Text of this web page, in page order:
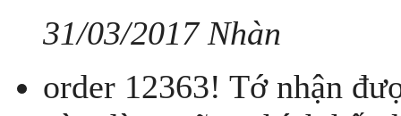
31/03/2017 Nhàn
order 12363! Tớ nhận